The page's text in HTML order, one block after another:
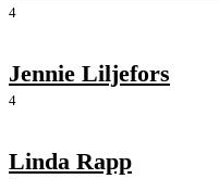
4
Jennie Liljefors
4
Linda Rapp